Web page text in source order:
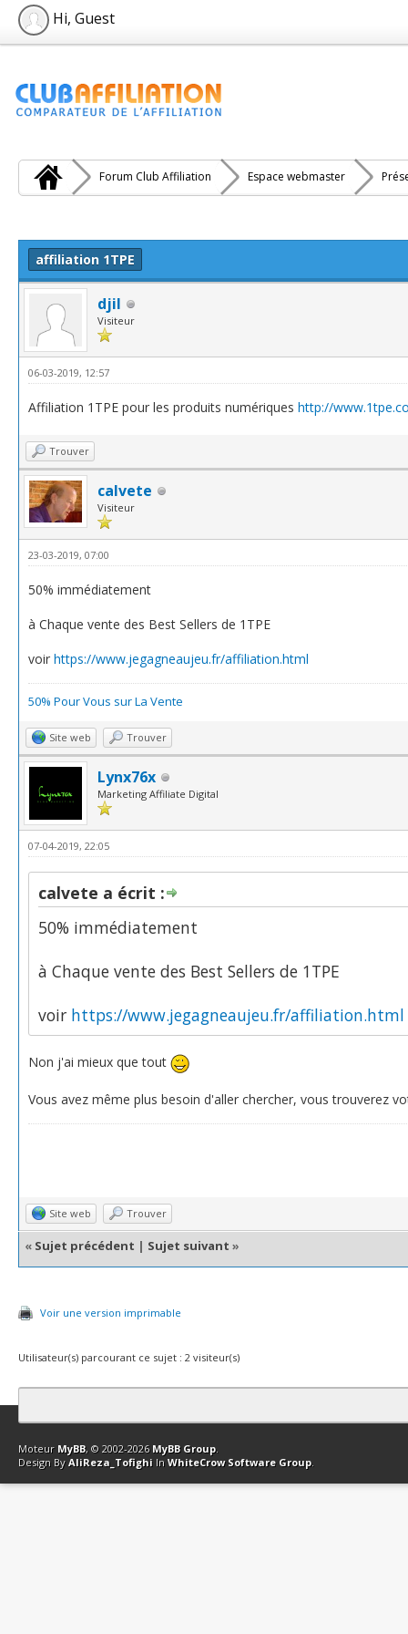
Hi, Guest
Forum Club Affiliation Espace webmaster
affiliation 1TPE
djil
Visiteur
06-03-2019, 12:57
Affiliation 1TPE pour les produits numériques http://
Trouver
calvete
Visiteur
23-03-2019, 07:00
50% immédiatement
à Chaque vente des Best Sellers de 1TPE
voir https://www.jegagneaujeu.fr/affiliation.html
50% Pour Vous sur La Vente
Site web Trouver
Lynx76x
Marketing Affiliate Digital
07-04-2019, 22:05
calvete a écrit :
50% immédiatement
à Chaque vente des Best Sellers de 1TPE
voir https://www.jegagneaujeu.fr/affiliation.html
Non j'ai mieux que tout
Vous avez même plus besoin d'aller chercher, vous trouverez
Site web Trouver
« Sujet précédent | Sujet suivant »
Voir une version imprimable
Utilisateur(s) parcourant ce sujet : 2 visiteur(s)
Contact Club Affiliation Retourner en haut Version bas-débit
Moteur MyBB, © 2002-2026 MyBB Group.
Design By AliReza_Tofighi In WhiteCrow Software Group.